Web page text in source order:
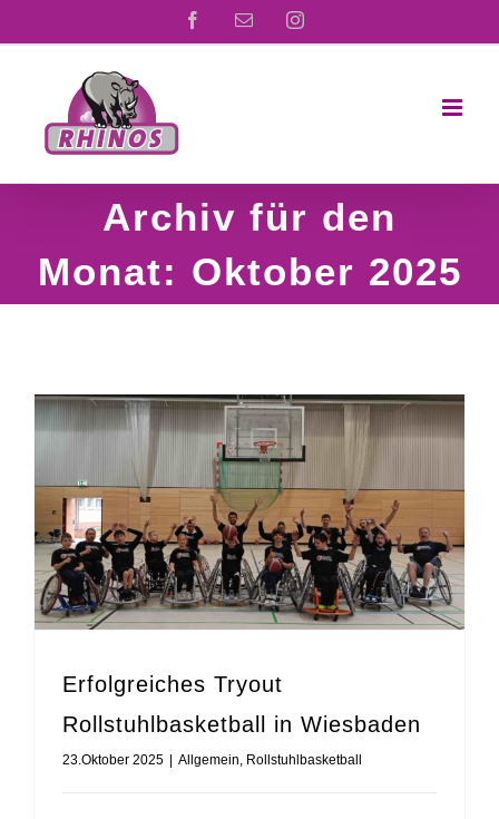
Inhalt
Facebook
E-
Instagram
Archiv für den
Monat: Oktober 2025
Erfolgreiches Tryout
Rollstuhlbasketball in Wiesbaden
23.Oktober 2025 Allgemein, Rollstuhlbasketball